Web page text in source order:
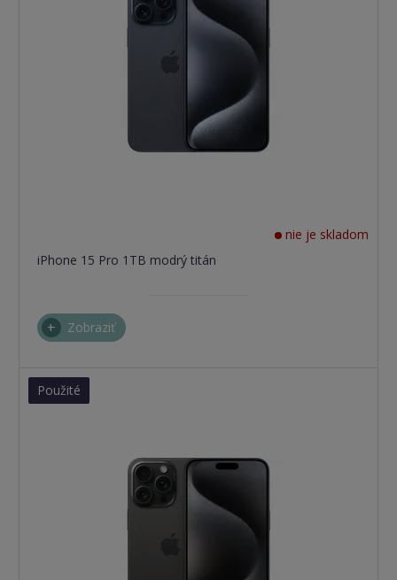
nie je skladom
iPhone 15 Pro 1TB modrý titán
Zobraziť
Použité